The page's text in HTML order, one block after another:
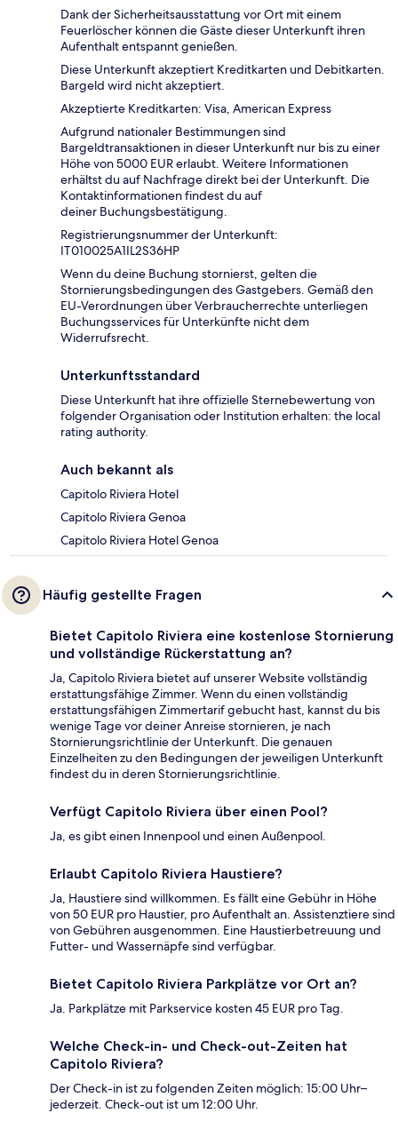
Dank der Sicherheitsausstattung vor Ort mit einem
Feuerlöscher können die Gäste dieser Unterkunft ihren
Aufenthalt entspannt genießen.
Diese Unterkunft akzeptiert Kreditkarten und Debitkarten.
Bargeld wird nicht akzeptiert.
Akzeptierte Kreditkarten: Visa, American Express
Aufgrund nationaler Bestimmungen sind
Bargeldtransaktionen in dieser Unterkunft nur bis zu einer
Höhe von 5000 EUR erlaubt. Weitere Informationen
erhältst du auf Nachfrage direkt bei der Unterkunft. Die
Kontaktinformationen findest du auf
deiner Buchungsbestätigung.
Registrierungsnummer der Unterkunft:
IT010025A1IL2S36HP
Wenn du deine Buchung stornierst, gelten die
Stornierungsbedingungen des Gastgebers. Gemäß den
EU-Verordnungen über Verbraucherrechte unterliegen
Buchungsservices für Unterkünfte nicht dem
Widerrufsrecht.
Unterkunftsstandard
Diese Unterkunft hat ihre offizielle Sternebewertung von
folgender Organisation oder Institution erhalten: the local
rating authority.
Auch bekannt als
Capitolo Riviera Hotel
Capitolo Riviera Genoa
Capitolo Riviera Hotel Genoa
Häufig gestellte Fragen
Bietet Capitolo Riviera eine kostenlose Stornierung
und vollständige Rückerstattung an?
Ja, Capitolo Riviera bietet auf unserer Website vollständig
erstattungsfähige Zimmer. Wenn du einen vollständig
erstattungsfähigen Zimmertarif gebucht hast, kannst du bis
wenige Tage vor deiner Anreise stornieren, je nach
Stornierungsrichtlinie der Unterkunft. Die genauen
Einzelheiten zu den Bedingungen der jeweiligen Unterkunft
findest du in deren Stornierungsrichtlinie.
Verfügt Capitolo Riviera über einen Pool?
Ja, es gibt einen Innenpool und einen Außenpool.
Erlaubt Capitolo Riviera Haustiere?
Ja, Haustiere sind willkommen. Es fällt eine Gebühr in Höhe
von 50 EUR pro Haustier, pro Aufenthalt an. Assistenztiere sind
von Gebühren ausgenommen. Eine Haustierbetreuung und
Futter- und Wassernäpfe sind verfügbar.
Bietet Capitolo Riviera Parkplätze vor Ort an?
Ja. Parkplätze mit Parkservice kosten 45 EUR pro Tag.
Welche Check-in- und Check-out-Zeiten hat
Capitolo Riviera?
Der Check-in ist zu folgenden Zeiten möglich: 15:00 Uhr–
jederzeit. Check-out ist um 12:00 Uhr.